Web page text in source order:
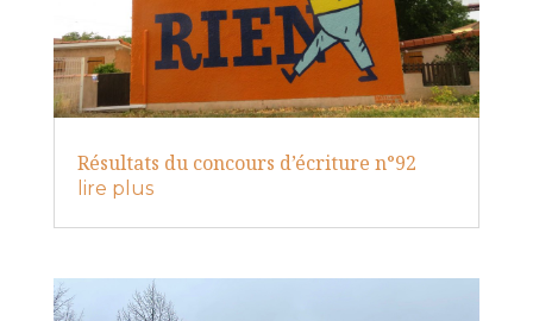
Résultats du concours d’écriture n°92
lire plus